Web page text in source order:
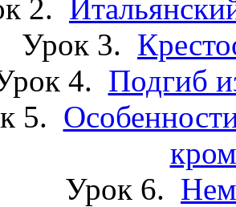
2.
Урок 3.
4. Подгиб
5.
Урок 6.